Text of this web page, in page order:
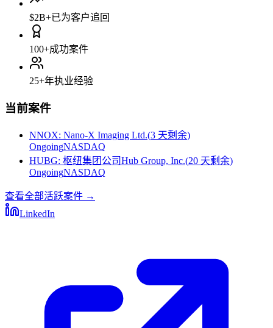
$2B+已为客户追回
100+成功案件
25+年执业经验
当前案件
NNOX: Nano-X Imaging Ltd.(3 天剩余)
OngoingNASDAQ
HUBG: 枢纽集团公司Hub Group, Inc.(20 天剩余)
OngoingNASDAQ
查看全部活跃案件 →
LinkedIn